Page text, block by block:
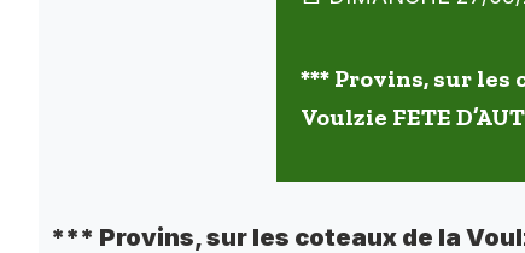
*** Provins, sur les
Voulzie FETE
*** Provins, sur les coteaux de la